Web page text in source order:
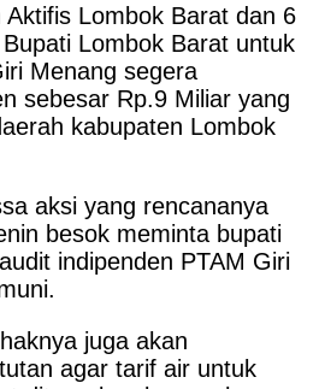
Lombok Barat dan 6
Lombok Barat untuk
Menang segera
sebesar Rp.9 Miliar yang
kabupaten Lombok
aksi yang rencananya
besok meminta bupati
indipenden PTAM Giri
juga akan
agar tarif air untuk